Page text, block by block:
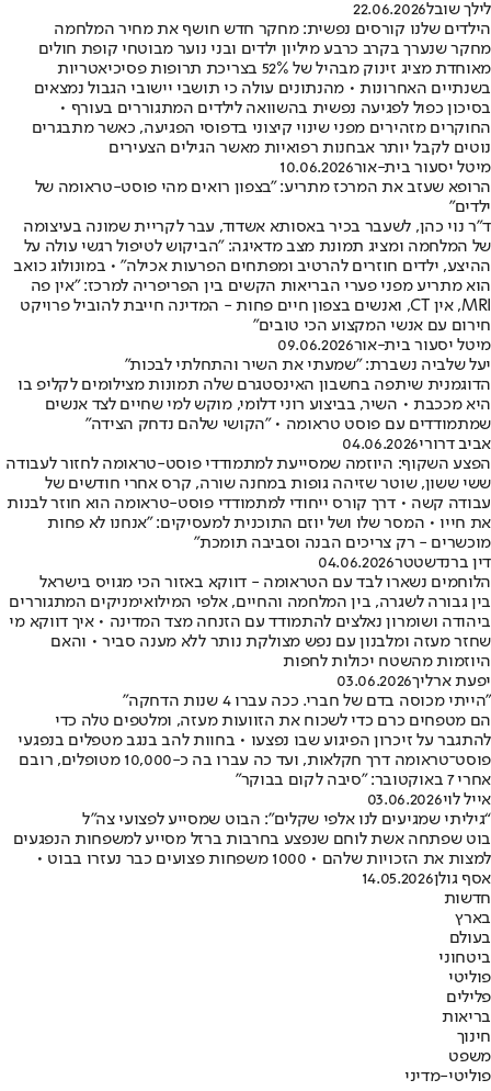
לילך שובל22.06.2026
הילדים שלנו קורסים נפשית: מחקר חדש חושף את מחיר המלחמה
מחקר שנערך בקרב כרבע מיליון ילדים ובני נוער מבוטחי קופת חולים
מאוחדת מציג זינוק מבהיל של 52% בצריכת תרופות פסיכיאטריות
בשנתיים האחרונות • מהנתונים עולה כי תושבי יישובי הגבול נמצאים
בסיכון כפול לפגיעה נפשית בהשוואה לילדים המתגוררים בעורף •
החוקרים מזהירים מפני שינוי קיצוני בדפוסי הפגיעה, כאשר מתבגרים
נוטים לקבל יותר אבחנות רפואיות מאשר הגילים הצעירים
מיטל יסעור בית-אור10.06.2026
הרופא שעזב את המרכז מתריע: "בצפון רואים מהי פוסט-טראומה של
ילדים"
ד"ר נוי כהן, לשעבר בכיר באסותא אשדוד, עבר לקריית שמונה בעיצומה
של המלחמה ומציג תמונת מצב מדאיגה: "הביקוש לטיפול רגשי עולה על
ההיצע, ילדים חוזרים להרטיב ומפתחים הפרעות אכילה" • במונולוג כואב
הוא מתריע מפני פערי הבריאות הקשים בין הפריפריה למרכז: "אין פה
MRI, אין CT, ואנשים בצפון חיים פחות - המדינה חייבת להוביל פרויקט
חירום עם אנשי המקצוע הכי טובים"
מיטל יסעור בית-אור09.06.2026
יעל שלביה נשברת: "שמעתי את השיר והתחלתי לבכות"
הדוגמנית שיתפה בחשבון האינסטגרם שלה תמונות מצילומים לקליפ בו
היא מככבת • השיר, בביצוע רוני דלומי, מוקש למי שחיים לצד אנשים
שמתמודדים עם פוסט טראומה • "הקושי שלהם נדחק הצידה"
אביב דרורי04.06.2026
הפצע השקוף: היוזמה שמסייעת למתמודדי פוסט-טראומה לחזור לעבודה
ששי ששון, שוטר שזיהה גופות במחנה שורה, קרס אחרי חודשים של
עבודה קשה • דרך קורס ייחודי למתמודדי פוסט-טראומה הוא חוזר לבנות
את חייו • המסר שלו ושל יוזם התוכנית למעסיקים: "אנחנו לא פחות
מוכשרים - רק צריכים הבנה וסביבה תומכת"
דין ברנדשטטר04.06.2026
הלוחמים נשארו לבד עם הטראומה - דווקא באזור הכי מגויס בישראל
בין גבורה לשגרה, בין המלחמה והחיים, אלפי המילואימניקים המתגוררים
ביהודה ושומרון נאלצים להתמודד עם הזנחה מצד המדינה • איך דווקא מי
שחזר מעזה ומלבנון עם נפש מצולקת נותר ללא מענה סביר • והאם
היוזמות מהשטח יכולות לחפות
יפעת ארליך03.06.2026
"הייתי מכוסה בדם של חברי. ככה עברו 4 שנות הדחקה"
הם מטפחים כרם כדי לשכוח את הזוועות מעזה, ומלטפים טלה כדי
להתגבר על זיכרון הפיגוע שבו נפצעו • בחוות להב בנגב מטפלים בנפגעי
פוסט־טראומה דרך חקלאות, ועד כה עברו בה כ-10,000 מטופלים, רובם
אחרי 7 באוקטובר: "סיבה לקום בבוקר"
אייל לוי03.06.2026
“גיליתי שמגיעים לנו אלפי שקלים”: הבוט שמסייע לפצועי צה״ל
בוט שפתחה אשת לוחם שנפצע בחרבות ברזל מסייע למשפחות הנפגעים
למצות את הזכויות שלהם • 1000 משפחות פצועים כבר נעזרו בבוט •
אסף גולן14.05.2026
חדשות
בארץ
בעולם
ביטחוני
פוליטי
פלילים
בריאות
חינוך
משפט
פוליטי-מדיני